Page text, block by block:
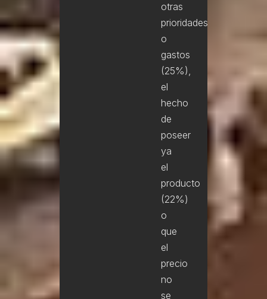
otras
prioridades
o
gastos
(25%),
el
hecho
de
poseer
ya
el
producto
(22%)
o
que
el
precio
no
se